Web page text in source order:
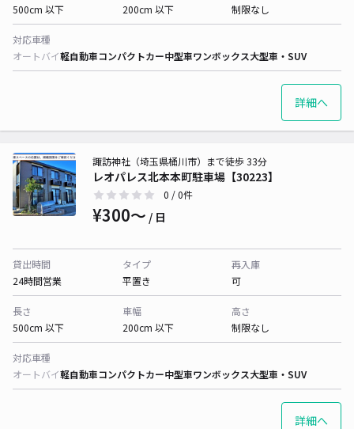
500cm 以下
200cm 以下
制限なし
対応車種
オートバイ軽自動車コンパクトカー中型車ワンボックス大型車・SUV
詳細へ
レオパレス北本本町駐車場【30223】
諏訪神社（埼玉県桶川市）まで徒歩 33分
0 / 0件
¥300〜 / 日
貸出時間
24時間営業
タイプ
平置き
再入庫
可
長さ
500cm 以下
車幅
200cm 以下
高さ
制限なし
対応車種
オートバイ軽自動車コンパクトカー中型車ワンボックス大型車・SUV
詳細へ